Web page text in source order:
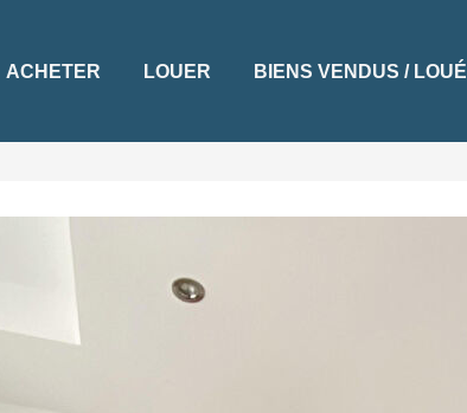
ACHETER LOUER BIENS VENDUS / LOUÉS